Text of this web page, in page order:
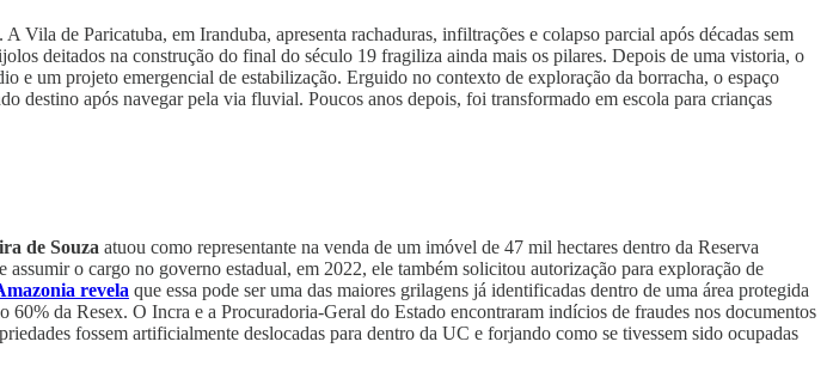
A Vila de Paricatuba, em Iranduba, apresenta rachaduras, infiltrações e colapso parcial após décadas sem
deitados na construção do final do século 19 fragiliza ainda mais os pilares. Depois de uma vistoria, o
um projeto emergencial de estabilização. Erguido no contexto de exploração da borracha, o espaço
destino após navegar pela via fluvial. Poucos anos depois, foi transformado em escola para crianças
de Souza atuou como representante na venda de um imóvel de 47 mil hectares dentro da Reserva
o cargo no governo estadual, em 2022, ele também solicitou autorização para exploração de
revela que essa pode ser uma das maiores grilagens já identificadas dentro de uma área protegida
da Resex. O Incra e a Procuradoria-Geral do Estado encontraram indícios de fraudes nos documentos
fossem artificialmente deslocadas para dentro da UC e forjando como se tivessem sido ocupadas